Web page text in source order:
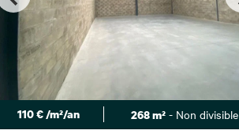
110 € /m²/an 268 m²- Non divisible